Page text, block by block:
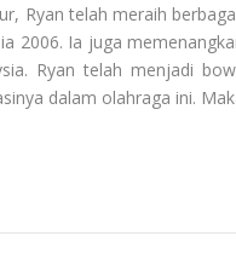
Ryan telah meraih
2006. Ia juga
Ryan telah menjadi
dalam olahraga ini.